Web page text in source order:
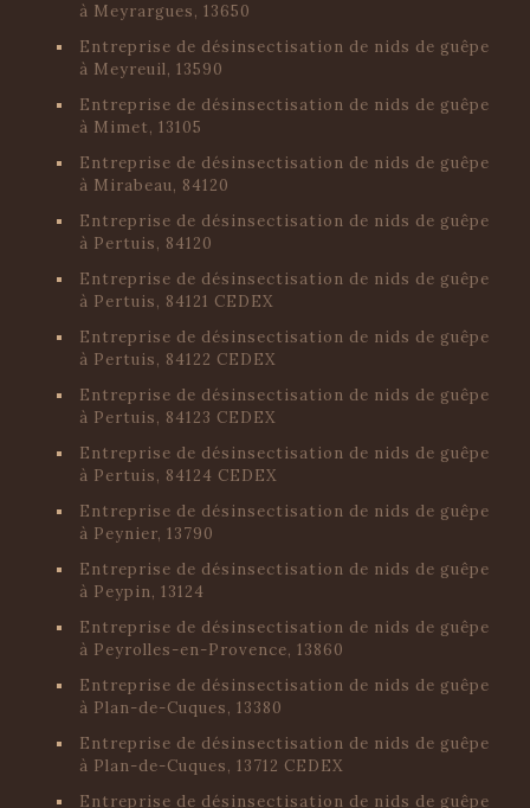
à Meyrargues, 13650
Entreprise de désinsectisation de nids de guêpe
à Meyreuil, 13590
Entreprise de désinsectisation de nids de guêpe
à Mimet, 13105
Entreprise de désinsectisation de nids de guêpe
à Mirabeau, 84120
Entreprise de désinsectisation de nids de guêpe
à Pertuis, 84120
Entreprise de désinsectisation de nids de guêpe
à Pertuis, 84121 CEDEX
Entreprise de désinsectisation de nids de guêpe
à Pertuis, 84122 CEDEX
Entreprise de désinsectisation de nids de guêpe
à Pertuis, 84123 CEDEX
Entreprise de désinsectisation de nids de guêpe
à Pertuis, 84124 CEDEX
Entreprise de désinsectisation de nids de guêpe
à Peynier, 13790
Entreprise de désinsectisation de nids de guêpe
à Peypin, 13124
Entreprise de désinsectisation de nids de guêpe
à Peyrolles-en-Provence, 13860
Entreprise de désinsectisation de nids de guêpe
à Plan-de-Cuques, 13380
Entreprise de désinsectisation de nids de guêpe
à Plan-de-Cuques, 13712 CEDEX
Entreprise de désinsectisation de nids de guêpe